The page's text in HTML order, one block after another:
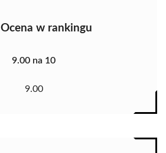
Ocena w rankingu
9.00 na 10
9.00